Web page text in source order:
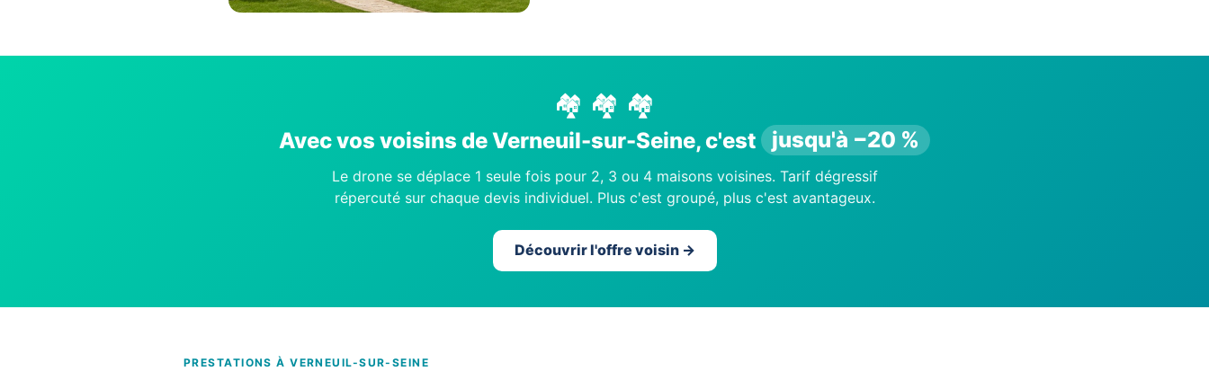
🏘️ 🏘️ 🏘️
Avec vos voisins de Verneuil-sur-Seine, c'est jusqu'à −20 %
Le drone se déplace 1 seule fois pour 2, 3 ou 4 maisons voisines. Tarif dégressif
répercuté sur chaque devis individuel. Plus c'est groupé, plus c'est avantageux.
Découvrir l'offre voisin →
PRESTATIONS À VERNEUIL-SUR-SEINE